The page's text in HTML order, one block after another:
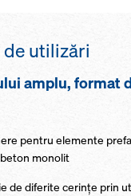
utilizări
amplu, format
pentru elemente
monolit
de diferite cerinţe prin